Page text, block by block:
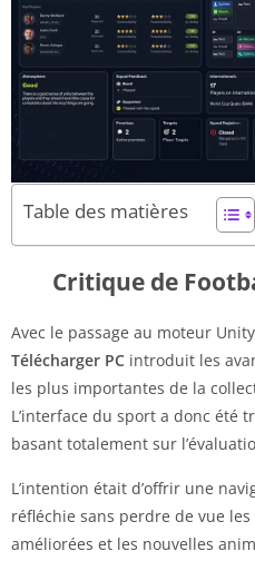
Table des matières
Critique de
Avec le passage au moteur
Télécharger PC introduit les
les plus importantes de la
L’interface du sport a donc été
basant totalement sur
L’intention était d’offrir une
réfléchie sans perdre de vue
améliorées et les nouvelles